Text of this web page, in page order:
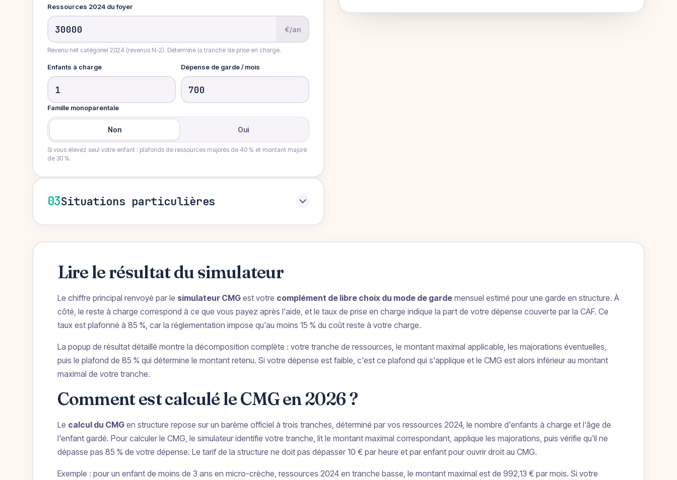
Ressources 2024 du foyer
€/an
Revenu net catégoriel 2024 (revenus N-2). Détermine la tranche de prise en charge.
Enfants à charge Dépense de garde / mois
Famille monoparentale
Non Oui
Si vous élevez seul votre enfant : plafonds de ressources majorés de 40 % et montant majoré
de 30 %.
03Situations particulières
Lire le résultat du simulateur
Le chiffre principal renvoyé par le simulateur CMGest votre complément de libre choix du mode de gardemensuel estimé pour une garde en structure. À
côté, le reste à charge correspond à ce que vous payez après l'aide, et le taux de prise en charge indique la part de votre dépense couverte par la CAF. Ce
taux est plafonné à 85 %, car la réglementation impose qu'au moins 15 % du coût reste à votre charge.
La popup de résultat détaillé montre la décomposition complète : votre tranche de ressources, le montant maximal applicable, les majorations éventuelles,
puis le plafond de 85 % qui détermine le montant retenu. Si votre dépense est faible, c'est ce plafond qui s'applique et le CMG est alors inférieur au montant
maximal de votre tranche.
Comment est calculé le CMG en 2026 ?
Le calcul du CMGen structure repose sur un barème officiel à trois tranches, déterminé par vos ressources 2024, le nombre d'enfants à charge et l'âge de
l'enfant gardé. Pour calculer le CMG, le simulateur identifie votre tranche, lit le montant maximal correspondant, applique les majorations, puis vérifie qu'il ne
dépasse pas 85 % de votre dépense. Le tarif de la structure ne doit pas dépasser 10 € par heure et par enfant pour ouvrir droit au CMG.
Exemple : pour un enfant de moins de 3 ans en micro-crèche, ressources 2024 en tranche basse, le montant maximal est de 992,13 € par mois. Si votre